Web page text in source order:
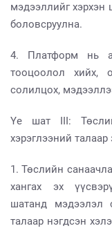
мэдээллийг хэрхэн
боловсруулна.
4. Платформ нь
тооцоолол хийх,
солилцох,
Үе шат III:
хэрэглээний
1. Төслийн
хангах эх
шатанд мэдээлэл
талаар нэгдсэн